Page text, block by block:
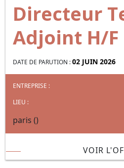
Directeur
Adjoint H/F
DATE DE PARUTION :02 JUIN 2026
ENTREPRISE :
LIEU :
paris ()
VOIR